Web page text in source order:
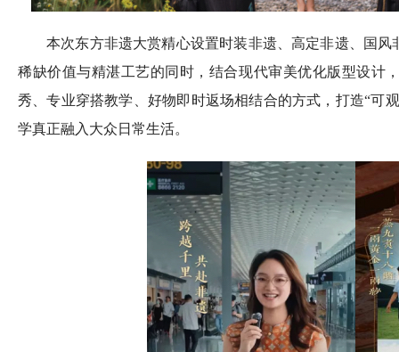
本次东方非遗大赏精心设置时装非遗、高定非遗、国
稀缺价值与精湛工艺的同时，结合现代审美优化版型设计
秀、专业穿搭教学、好物即时返场相结合的方式，打造“可
学真正融入大众日常生活。